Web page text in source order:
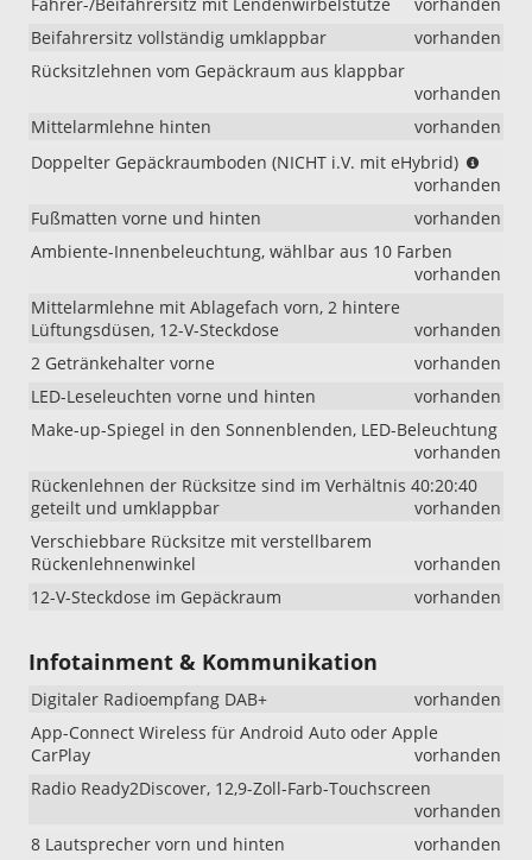
Beifahrersitz vollständig umklappbar
vorhanden
Rücksitzlehnen vom Gepäckraum aus klappbar
vorhanden
Mittelarmlehne hinten
vorhanden
Doppelter Gepäckraumboden (NICHT i.V. mit eHybrid)
i.V.
vorhanden
Fußmatten vorne und hinten
vorhanden
Ambiente-Innenbeleuchtung, wählbar aus 10 Farben
vorhanden
Mittelarmlehne mit Ablagefach vorn, 2 hintere
Lüftungsdüsen, 12-V-Steckdose
vorhanden
2 Getränkehalter vorne
vorhanden
LED-Leseleuchten vorne und hinten
vorhanden
Make-up-Spiegel in den Sonnenblenden, LED-Beleuchtung
vorhanden
Rückenlehnen der Rücksitze sind im Verhältnis 40:20:40
geteilt und umklappbar
vorhanden
Verschiebbare Rücksitze mit verstellbarem
Rückenlehnenwinkel
vorhanden
12-V-Steckdose im Gepäckraum
vorhanden
Infotainment & Kommunikation
Digitaler Radioempfang DAB+
vorhanden
App-Connect Wireless für Android Auto oder Apple
CarPlay
vorhanden
Radio Ready2Discover, 12,9-Zoll-Farb-Touchscreen
vorhanden
8 Lautsprecher vorn und hinten
vorhanden